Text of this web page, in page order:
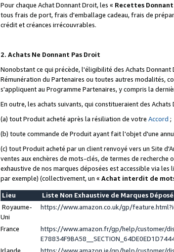
Pour chaque Achat Donnant Droit, les « Recettes
tous frais de port, frais d'emballage cadeau, frais de
crédit et créances irrécouvrables.
2. Achats Ne Donnant Pas Droit
Nonobstant ce qui précède, l'éligibilité des Achats
Rémunération du Partenaires ou toutes autres modalités,
s'appliquent au Programme Partenaires, y compris la
En outre, les achats suivants, qui constitueraient des
(a) tout Produit acheté après la résiliation de votre Accord ;
(b) toute commande de Produit ayant fait l'objet d'une
(c) tout Produit acheté par un client renvoyé vers un Site
ventes aux enchères de mots-clés, de termes de
exhaustive de nos marques déposées est accessible via
par exemple) (collectivement, un « Achat interdit de
Lieu
Liste Non Exhaustive de Marques
Royaume-
Uni
https://www.amazon.co.uk/gp/
France
https://www.amazon.fr/gp/help/customer/
Irlande
https://www.amazon.ie/gp/help/customer/